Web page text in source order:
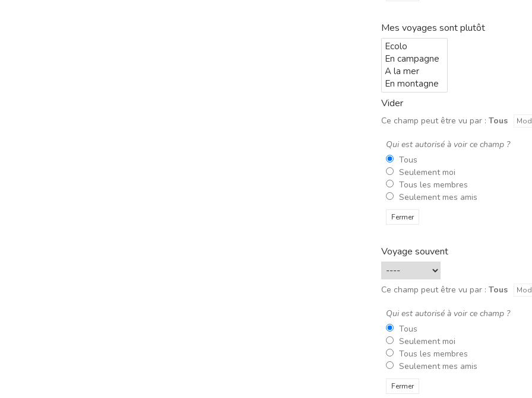
Mes voyages sont plutôt
Vider
Ce champ peut être vu par : Tous
Qui est autorisé à voir ce champ ?
Tous
Seulement moi
Tous les membres
Seulement mes amis
Fermer
Voyage souvent
Ce champ peut être vu par : Tous
Qui est autorisé à voir ce champ ?
Tous
Seulement moi
Tous les membres
Seulement mes amis
Fermer